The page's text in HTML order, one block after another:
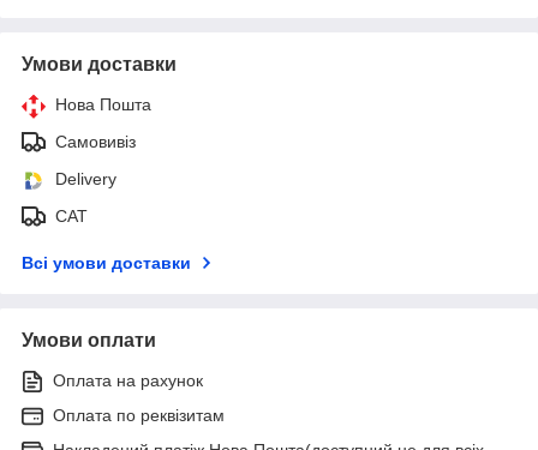
Умови доставки
Нова Пошта
Самовивіз
Delivery
САТ
Всі умови доставки
Умови оплати
Оплата на рахунок
Оплата по реквізитам